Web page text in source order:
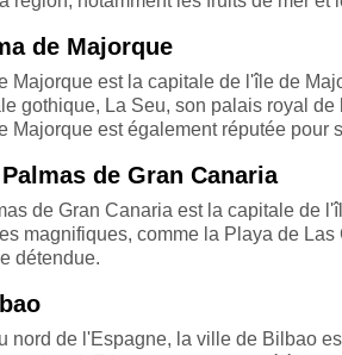
de Majorque
Majorque est la capitale de l'île de
gothique, La Seu, son palais royal
Majorque est également réputée
de Gran Canaria
de Gran Canaria est la capitale de
magnifiques, comme la Playa de
détendue.
nord de l'Espagne, la ville de Bilbao